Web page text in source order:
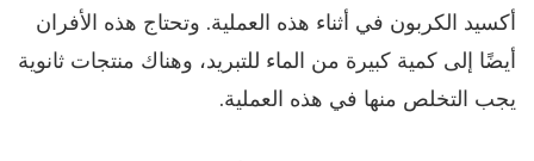
أكسيد الكربون في أثناء هذه العملية. وتحتاج هذه الأفران
أيضًا إلى كمية كبيرة من الماء للتبريد، وهناك منتجات ثانوية
يجب التخلص منها في هذه العملية.